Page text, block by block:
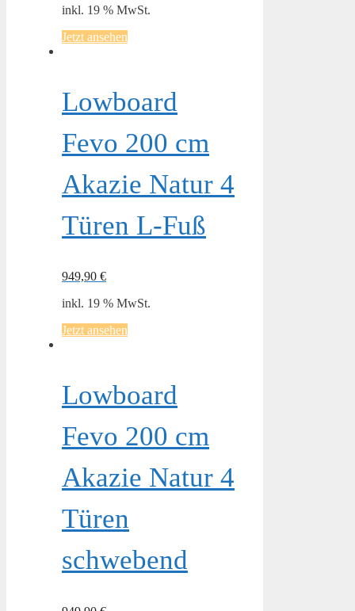
inkl. 19 % MwSt.
Jetzt ansehen
Lowboard
Fevo 200 cm
Akazie Natur 4
Türen L-Fuß
949,90 €
inkl. 19 % MwSt.
Jetzt ansehen
Lowboard
Fevo 200 cm
Akazie Natur 4
Türen
schwebend